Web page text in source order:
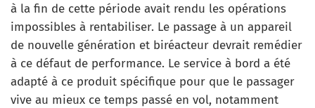
à la fin de cette période avait rendu les opérations
impossibles à rentabiliser. Le passage à un appareil
de nouvelle génération et biréacteur devrait remédier
à ce défaut de performance. Le service à bord a été
adapté à ce produit spécifique pour que le passager
vive au mieux ce temps passé en vol, notamment